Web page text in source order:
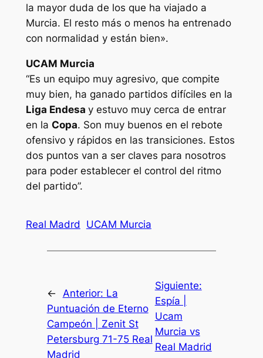
la mayor duda de los que ha viajado a
Murcia. El resto más o menos ha entrenado
con normalidad y están bien».
UCAM Murcia
“Es un equipo muy agresivo, que compite
muy bien, ha ganado partidos difíciles en la
Liga Endesa y estuvo muy cerca de entrar
en la Copa. Son muy buenos en el rebote
ofensivo y rápidos en las transiciones. Estos
dos puntos van a ser claves para nosotros
para poder establecer el control del ritmo
del partido”.
Real Madrd UCAM Murcia
← Anterior: La
Puntuación de Eterno
Campeón | Zenit St
Petersburg 71-75 Real
Madrid
Siguiente:
Espía |
Ucam
Murcia vs
Real Madrid